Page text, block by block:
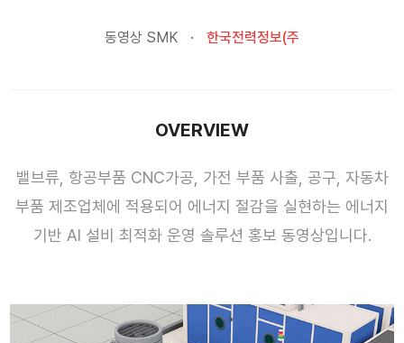
동영상 SMK 한국전력정보(주
OVERVIEW
밸브류, 항공부품 CNC가공, 가전 부품 사출, 공구, 자동차
부품 제조업체에 적용되어 에너지 절감을 실현하는 에너지
기반 AI 설비 최적화 운영 솔루션 홍보 동영상입니다.